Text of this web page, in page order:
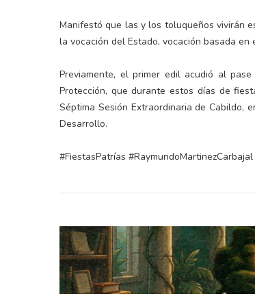
Manifestó que las y los toluqueños vivirán
la vocación del Estado, vocación basada
Previamente, el primer edil acudió al
Protección, que durante estos días de
Séptima Sesión Extraordinaria de Cabildo,
Desarrollo.
#FiestasPatrías